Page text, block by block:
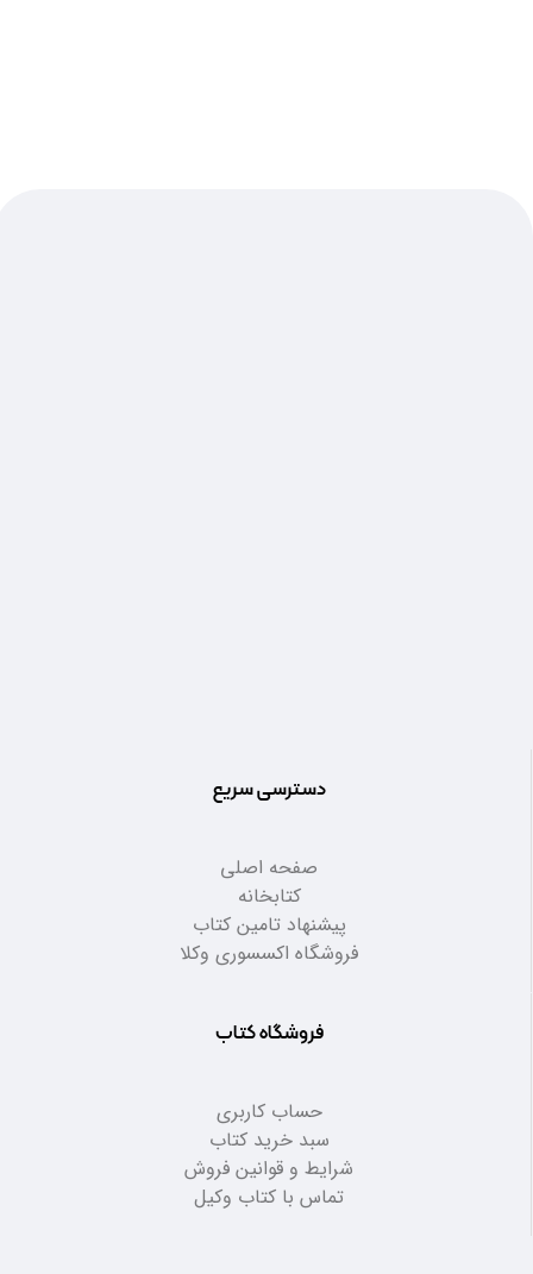
دسترسی سریع
صفحه اصلی
کتابخانه
پیشنهاد تامین کتاب
فروشگاه اکسسوری وکلا
فروشگاه کتاب
حساب کاربری
سبد خرید کتاب
شرایط و قوانین فروش
تماس با کتاب وکیل